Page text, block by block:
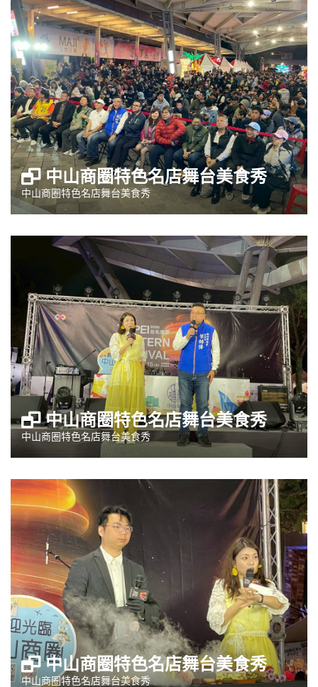
中山商圈特色名店舞台美食秀
中山商圈特色名店舞台美食秀
中山商圈特色名店舞台美食秀
中山商圈特色名店舞台美食秀
中山商圈特色名店舞台美食秀
中山商圈特色名店舞台美食秀